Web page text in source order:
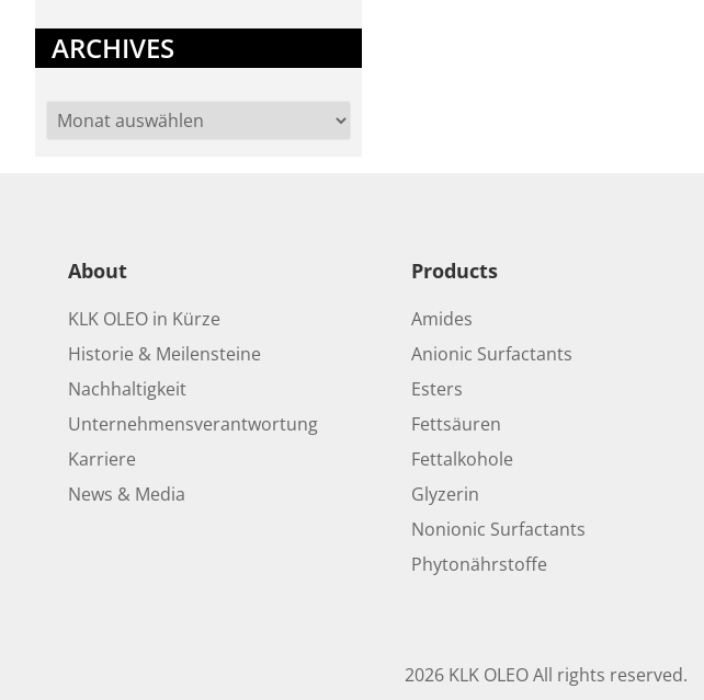
ARCHIVES
About
KLK OLEO in Kürze
Historie & Meilensteine
Nachhaltigkeit
Unternehmensverantwortung
Karriere
News & Media
Products
Amides
Anionic Surfactants
Esters
Fettsäuren
Fettalkohole
Glyzerin
Nonionic Surfactants
Phytonährstoffe
2026 KLK OLEO All rights reserved.